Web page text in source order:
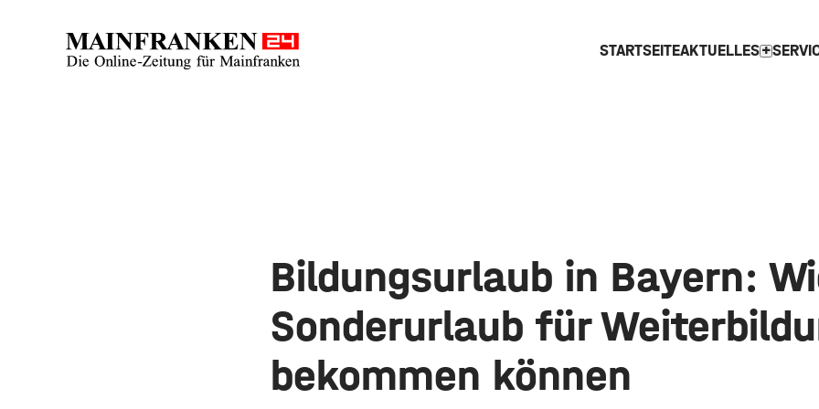
STARTSEITEAKTUELLESexpand_more
Bildungsurlaub in Bayern:
Sonderurlaub für
bekommen können